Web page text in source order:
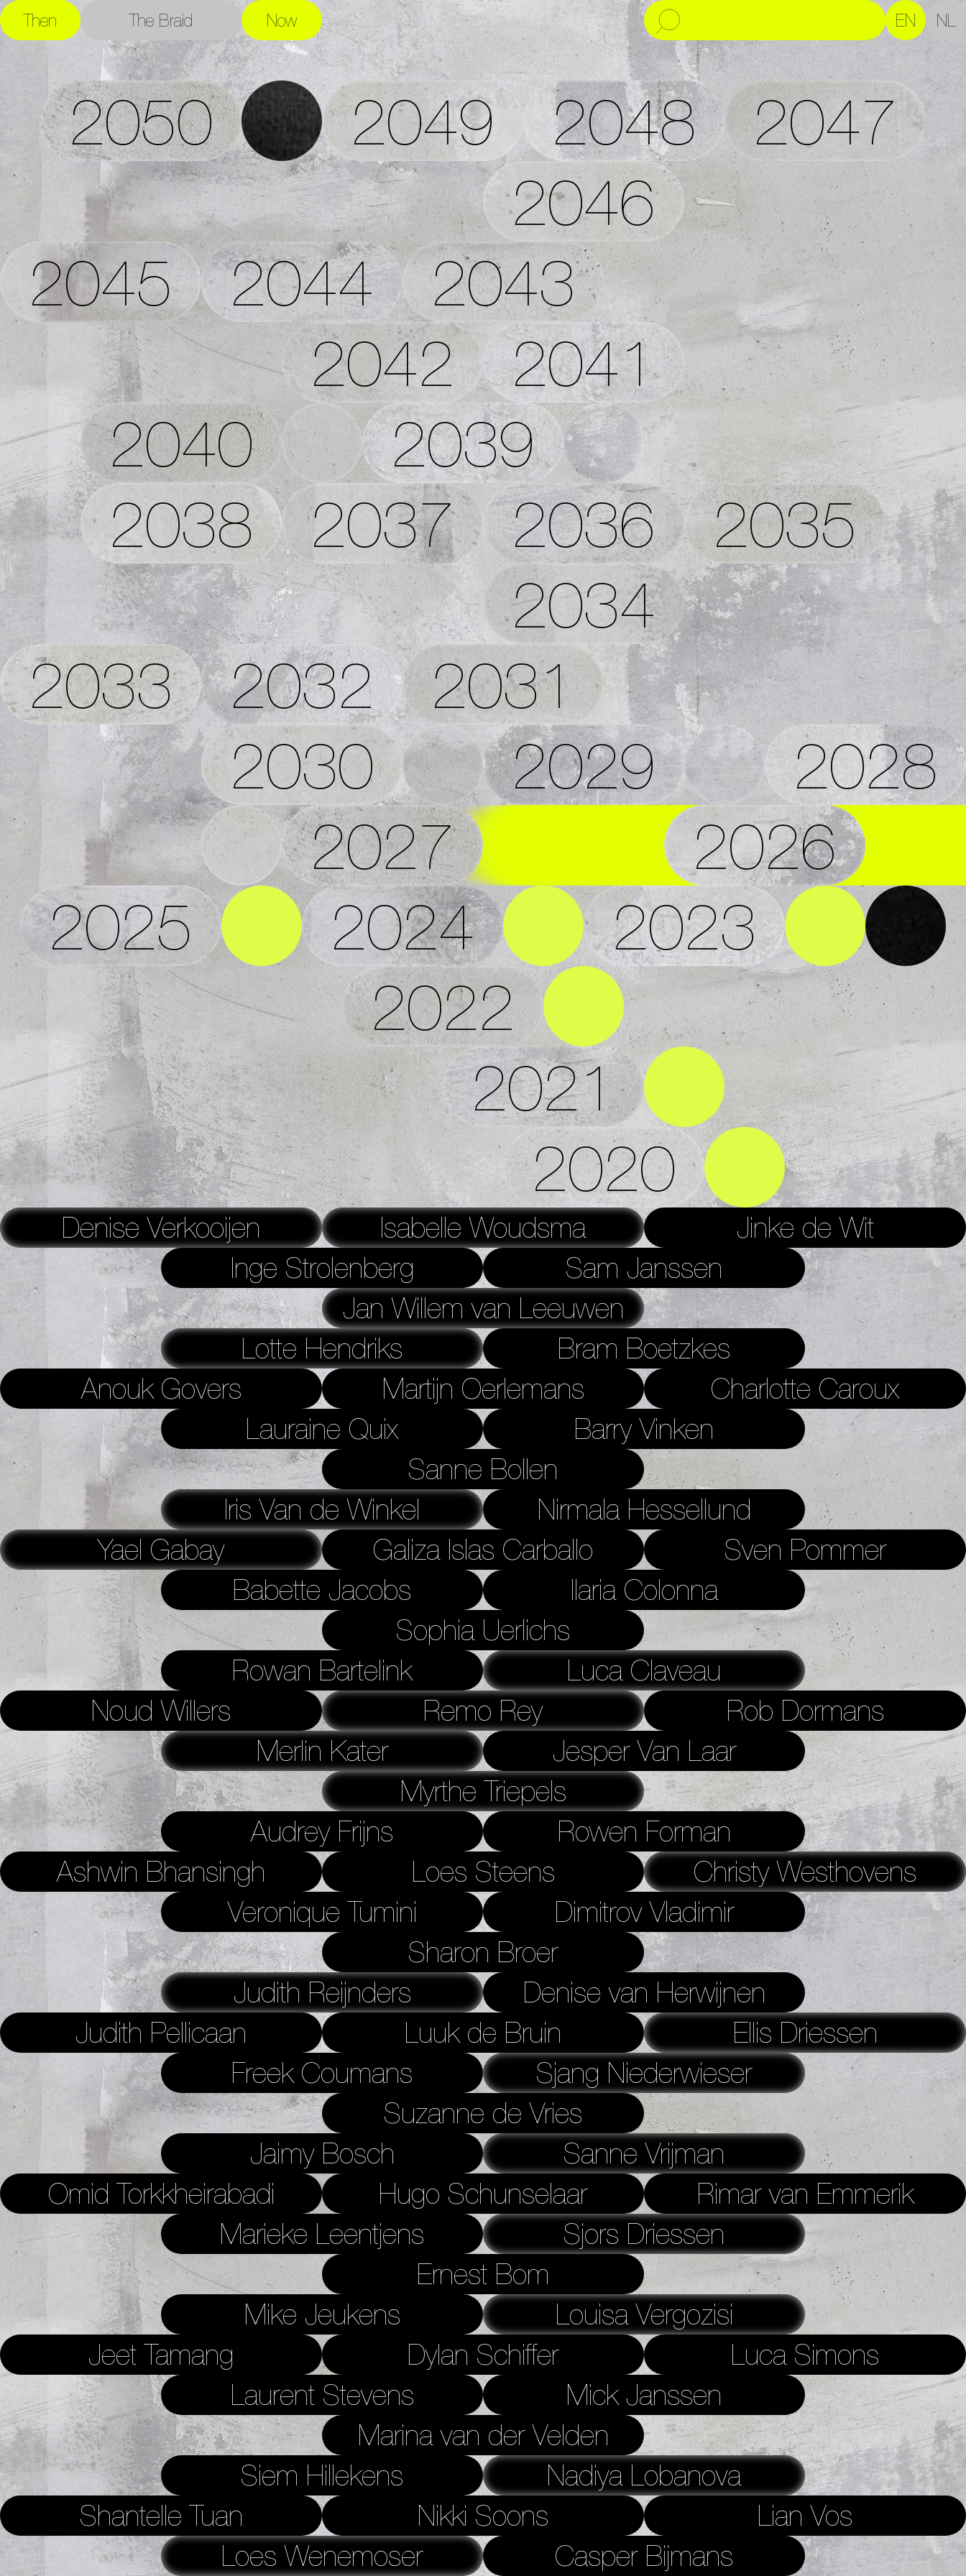
Then The Braid Now EN NL
2050 2049 2048
2047
2046
2045
2044
2043
2042
2041
2040
2039
2038
2037 2036
2035
2034
2033
2032
2031
2030
2029
2028
2027
2026
2025
2024
2023
2022
2021
2020
Denise Verkooijen Isabelle Woudsma
Jinke de Wit
Inge Strolenberg
Sam Janssen
Jan Willem van Leeuwen
Lotte Hendriks
Bram Boetzkes
Anouk Govers
Martijn Oerlemans
Charlotte Caroux
Lauraine Quix
Barry Vinken
Sanne Bollen
Iris Van de Winkel
Nirmala Hessellund
Yael Gabay
Galiza Islas Carballo
Sven Pommer
Babette Jacobs
Ilaria Colonna
Sophia Uerlichs
Rowan Bartelink
Luca Claveau
Noud Willers
Remo Rey
Rob Dormans
Merlin Kater
Jesper Van Laar
Myrthe Triepels
Audrey Frijns
Rowen Forman
Ashwin Bhansingh
Loes Steens
Christy Westhovens
Veronique Tumini
Dimitrov Vladimir
Sharon Broer
Judith Reijnders
Denise van Herwijnen
Judith Pellicaan
Luuk de Bruin
Ellis Driessen
Freek Coumans
Sjang Niederwieser
Suzanne de Vries
Jaimy Bosch
Sanne Vrijman
Omid Torkkheirabadi
Hugo Schunselaar
Rimar van Emmerik
Marieke Leentjens
Sjors Driessen
Ernest Bom
Mike Jeukens
Louisa Vergozisi
Jeet Tamang
Dylan Schiffer
Luca Simons
Laurent Stevens
Mick Janssen
Marina van der Velden
Siem Hillekens
Nadiya Lobanova
Shantelle Tuan
Nikki Soons
Lian Vos
Loes Wenemoser
Casper Bijmans